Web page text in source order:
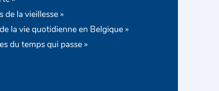
de la vieillesse »
la vie quotidienne en Belgique »
du temps qui passe »